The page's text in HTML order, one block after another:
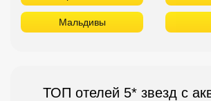
Мальдивы
ТОП отелей 5* звезд с